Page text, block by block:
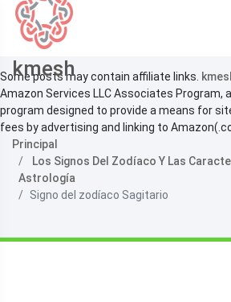
kmesh
Some posts may contain affiliate links.
Amazon Services LLC Associates Program,
program designed to provide a means for
fees by advertising and linking to
Principal
Los Signos Del Zodíaco Y Las
Astrología
Signo del zodíaco Sagitario